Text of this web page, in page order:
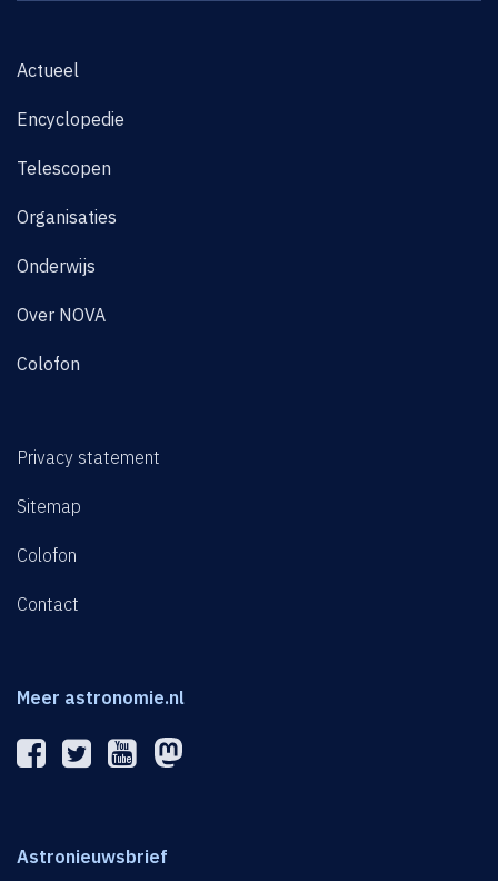
Actueel
Encyclopedie
Telescopen
Organisaties
Onderwijs
Over NOVA
Colofon
Privacy statement
Sitemap
Colofon
Contact
Meer astronomie.nl
Astronieuwsbrief